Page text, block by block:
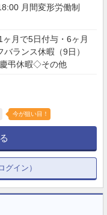
月間変形労働制
月で5日付与・6ヶ月
ランス休暇（9日）
弔休暇◇その他
今が狙い目！
グイン）